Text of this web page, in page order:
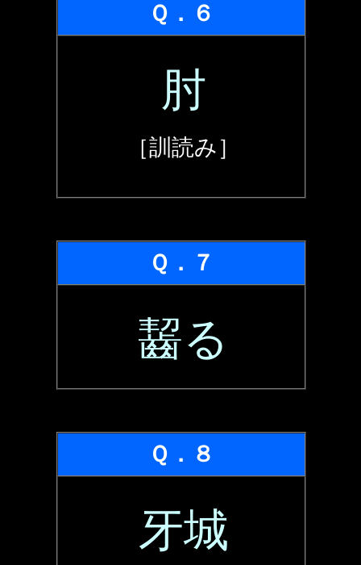
Ｑ．６
肘
［訓読み］
Ｑ．７
齧る
Ｑ．８
牙城